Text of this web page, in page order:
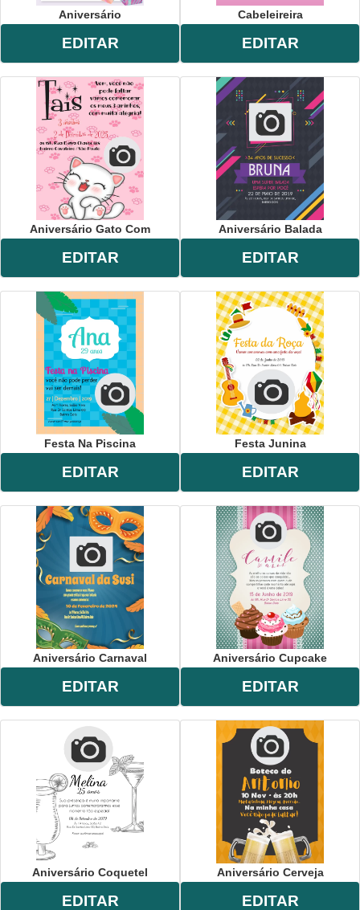
Aniversário
EDITAR
Cabeleireira
EDITAR
Aniversário Gato Com
EDITAR
Aniversário Balada
EDITAR
Festa Na Piscina
EDITAR
Festa Junina
EDITAR
Aniversário Carnaval
EDITAR
Aniversário Cupcake
EDITAR
Aniversário Coquetel
EDITAR
Aniversário Cerveja
EDITAR